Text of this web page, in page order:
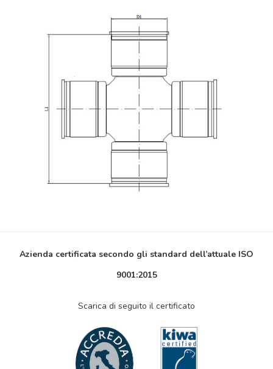
Azienda certificata secondo gli standard dell’attuale ISO
9001:2015
Scarica di seguito il certificato